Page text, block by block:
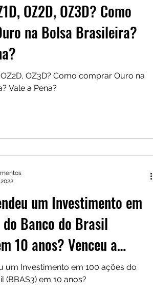
OZ2D, OZ3D? Como
na Bolsa Brasileira?
OZ3D? Como comprar Ouro na
Vale a Pena?
um Investimento em
Banco do Brasil
10 anos? Venceu a
um Investimento em 100 ações do
(BBAS3) em 10 anos?